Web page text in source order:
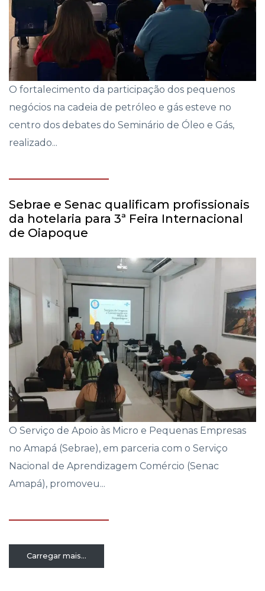
O fortalecimento da participação dos pequenos
negócios na cadeia de petróleo e gás esteve no
centro dos debates do Seminário de Óleo e Gás,
realizado...
Sebrae e Senac qualificam profissionais
da hotelaria para 3ª Feira Internacional
de Oiapoque
O Serviço de Apoio às Micro e Pequenas Empresas
no Amapá (Sebrae), em parceria com o Serviço
Nacional de Aprendizagem Comércio (Senac
Amapá), promoveu...
Carregar mais...